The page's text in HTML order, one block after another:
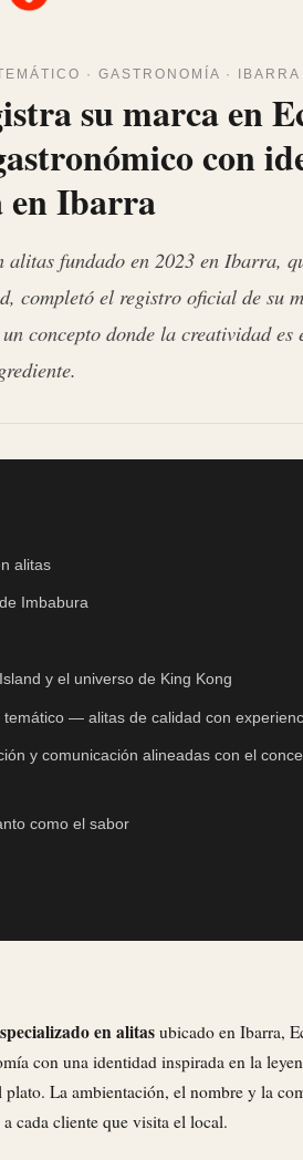
· GASTRONOMÍA · IBARRA
su marca en
con
en Ibarra
alitas fundado en 2023 en Ibarra,
completó el registro oficial de su
concepto donde la creatividad
alitas
Imbabura
y el universo de King Kong
— alitas de calidad con
y comunicación alineadas con el
como el sabor
en alitas ubicado en Ibarra,
con una identidad inspirada en la
La ambientación, el nombre y la
cada cliente que visita el local.